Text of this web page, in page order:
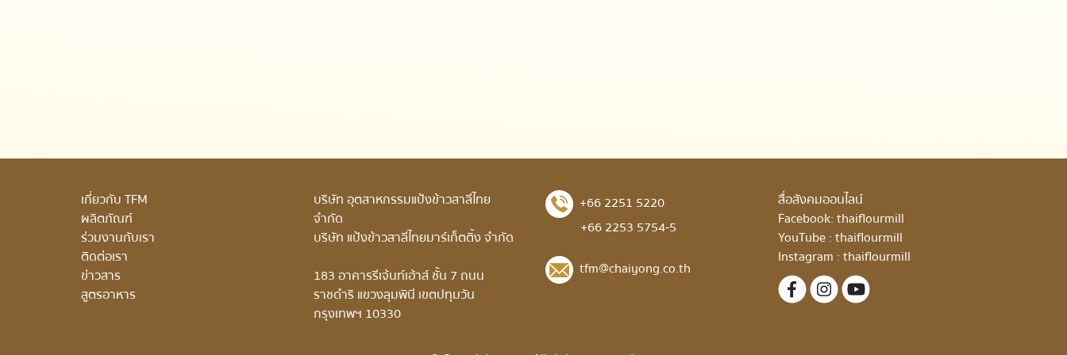
เกี่ยวกับ TFM
ผลิตภัณฑ์
ร่วมงานกับเรา
ติดต่อเรา
ข่าวสาร
สูตรอาหาร
บริษัท อุตสาหกรรมแป้งข้าวสาลีไทย
จำกัด
บริษัท แป้งข้าวสาลีไทยมาร์เก็ตติ้ง จำกัด
183 อาคารรีเจ้นท์เฮ้าส์ ชั้น 7 ถนน
ราชดำริ แขวงลุมพินี เขตปทุมวัน
กรุงเทพฯ 10330
+66 2251 5220
+66 2253 5754-5
tfm@chaiyong.co.th
สื่อสังคมออนไลน์
Facebook:thaiflourmill
YouTube :thaiflourmill
Instagram :thaiflourmill